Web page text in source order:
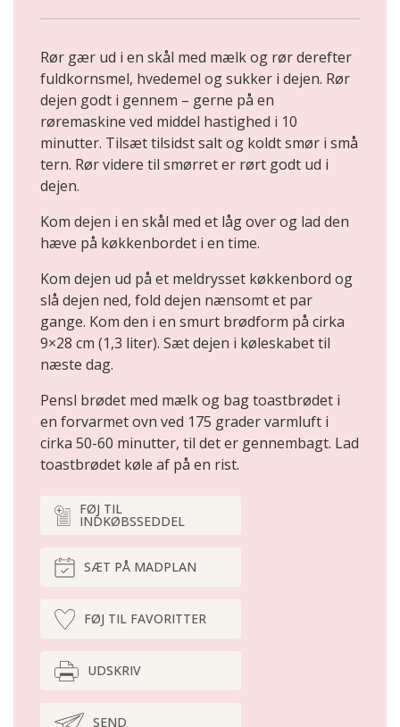
Rør gær ud i en skål med mælk og rør derefter
fuldkornsmel, hvedemel og sukker i dejen. Rør
dejen godt i gennem – gerne på en
røremaskine ved middel hastighed i 10
minutter. Tilsæt tilsidst salt og koldt smør i små
tern. Rør videre til smørret er rørt godt ud i
dejen.
Kom dejen i en skål med et låg over og lad den
hæve på køkkenbordet i en time.
Kom dejen ud på et meldrysset køkkenbord og
slå dejen ned, fold dejen nænsomt et par
gange. Kom den i en smurt brødform på cirka
9×28 cm (1,3 liter). Sæt dejen i køleskabet til
næste dag.
Pensl brødet med mælk og bag toastbrødet i
en forvarmet ovn ved 175 grader varmluft i
cirka 50-60 minutter, til det er gennembagt. Lad
toastbrødet køle af på en rist.
FØJ TIL
INDKØBSSEDDEL
SÆT PÅ MADPLAN
FØJ TIL FAVORITTER
UDSKRIV
SEND